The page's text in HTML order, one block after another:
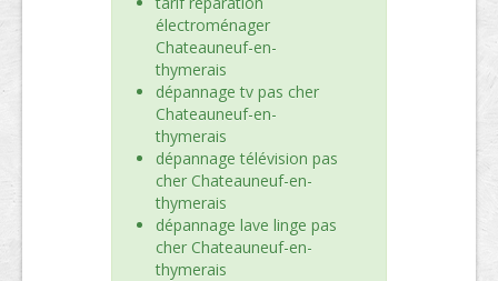
électroménager
Chateauneuf-en-
thymerais
dépannage tv pas cher
Chateauneuf-en-
thymerais
dépannage télévision pas
cher Chateauneuf-en-
thymerais
dépannage lave linge pas
cher Chateauneuf-en-
thymerais